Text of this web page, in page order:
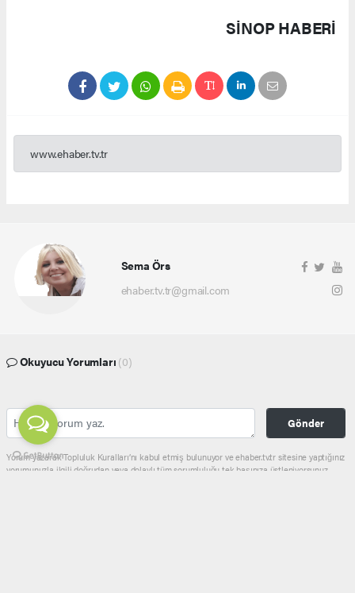
SINOP HABERİ
www.ehaber.tv.tr
Sema Örs
ehaber.tv.tr@gmail.com
Okuyucu Yorumları (0)
Gönder
Yorum yazarak Topluluk Kuralları’nı kabul etmiş bulunuyor ve ehaber.tv.tr sitesine yaptığınız
yorumunuzla ilgili doğrudan veya dolaylı tüm sorumluluğu tek başınıza üstleniyorsunuz.